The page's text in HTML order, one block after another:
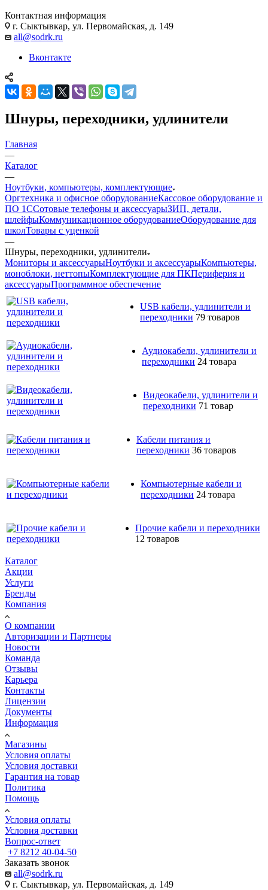
Контактная информация
г. Сыктывкар, ул. Первомайская, д. 149
all@sodrk.ru
Вконтакте
Шнуры, переходники, удлинители
Главная
—
Каталог
—
Ноутбуки, компьютеры, комплектующие
Оргтехника и офисное оборудованиеКассовое оборудование и
ПО 1ССотовые телефоны и аксессуарыЗИП, детали,
шлейфыКоммуникационное оборудованиеОборудование для
школТовары с уценкой
—
Шнуры, переходники, удлинители
Мониторы и аксессуарыНоутбуки и аксессуарыКомпьютеры,
моноблоки, неттопыКомплектующие для ПКПериферия и
аксессуарыПрограммное обеспечение
USB кабели, удлинители и
переходники 79 товаров
Аудиокабели, удлинители и
переходники 24 товара
Видеокабели, удлинители и
переходники 71 товар
Кабели питания и
переходники 36 товаров
Компьютерные кабели и
переходники 24 товара
Прочие кабели и переходники
12 товаров
Каталог
Акции
Услуги
Бренды
Компания
О компании
Авторизации и Партнеры
Новости
Команда
Отзывы
Карьера
Контакты
Лицензии
Документы
Информация
Магазины
Условия оплаты
Условия доставки
Гарантия на товар
Политика
Помощь
Условия оплаты
Условия доставки
Вопрос-ответ
+7 8212 40-04-50
Заказать звонок
all@sodrk.ru
г. Сыктывкар, ул. Первомайская, д. 149